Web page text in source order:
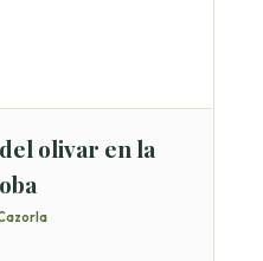
olivar en la